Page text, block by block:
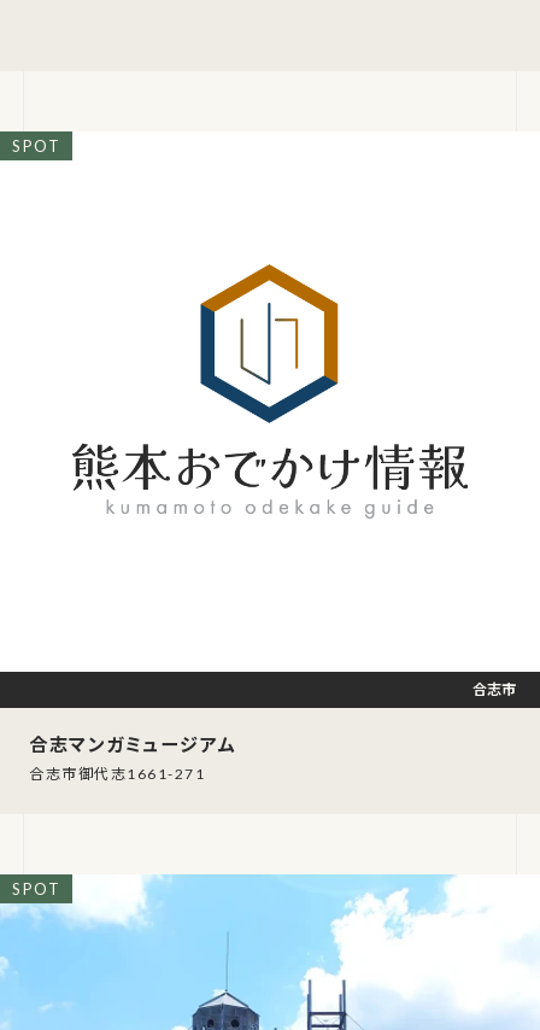
合志マンガミュージアム
合志市御代志1661-271
合志市